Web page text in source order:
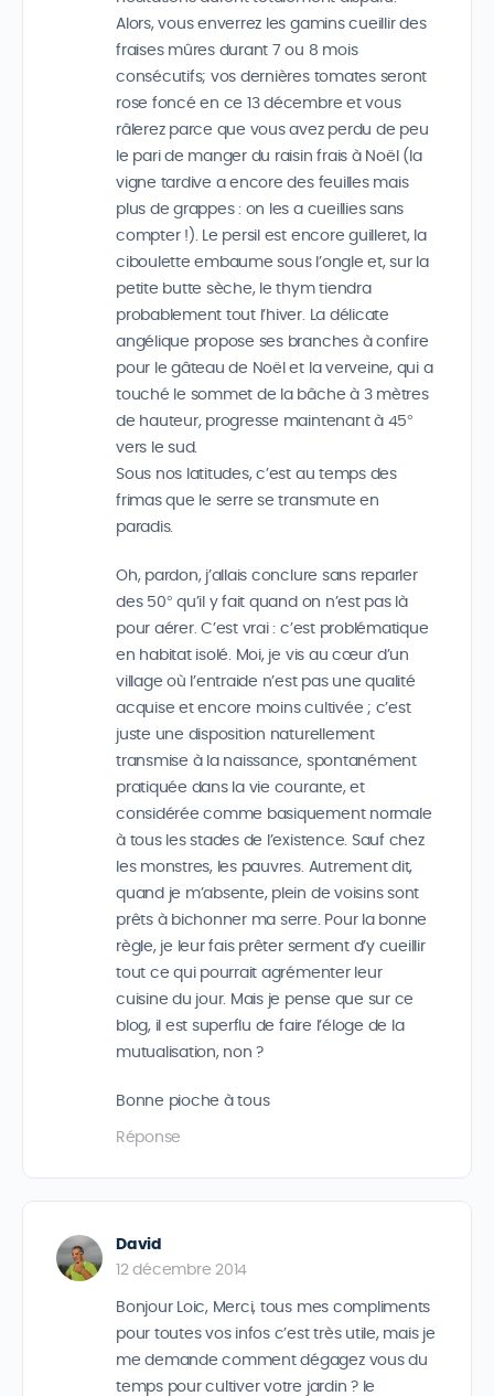
Alors, vous enverrez les gamins cueillir des
fraises mûres durant 7 ou 8 mois
consécutifs; vos dernières tomates seront
rose foncé en ce 13 décembre et vous
râlerez parce que vous avez perdu de peu
le pari de manger du raisin frais à Noël (la
vigne tardive a encore des feuilles mais
plus de grappes : on les a cueillies sans
compter !). Le persil est encore guilleret, la
ciboulette embaume sous l’ongle et, sur la
petite butte sèche, le thym tiendra
probablement tout l’hiver. La délicate
angélique propose ses branches à confire
pour le gâteau de Noël et la verveine, qui a
touché le sommet de la bâche à 3 mètres
de hauteur, progresse maintenant à 45°
vers le sud.
Sous nos latitudes, c’est au temps des
frimas que le serre se transmute en
paradis.
Oh, pardon, j’allais conclure sans reparler
des 50° qu’il y fait quand on n’est pas là
pour aérer. C’est vrai : c’est problématique
en habitat isolé. Moi, je vis au cœur d’un
village où l’entraide n’est pas une qualité
acquise et encore moins cultivée ; c’est
juste une disposition naturellement
transmise à la naissance, spontanément
pratiquée dans la vie courante, et
considérée comme basiquement normale
à tous les stades de l’existence. Sauf chez
les monstres, les pauvres. Autrement dit,
quand je m’absente, plein de voisins sont
prêts à bichonner ma serre. Pour la bonne
règle, je leur fais prêter serment d’y cueillir
tout ce qui pourrait agrémenter leur
cuisine du jour. Mais je pense que sur ce
blog, il est superflu de faire l’éloge de la
mutualisation, non ?
Bonne pioche à tous
Réponse
David
12 décembre 2014
Bonjour Loic, Merci, tous mes compliments
pour toutes vos infos c’est très utile, mais je
me demande comment dégagez vous du
temps pour cultiver votre jardin ? le